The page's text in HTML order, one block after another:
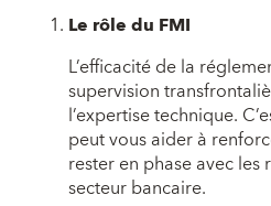
Le rôle du FMI
L’efficacité de la
supervision
l’expertise technique.
peut vous aider à
rester en phase avec
secteur bancaire.